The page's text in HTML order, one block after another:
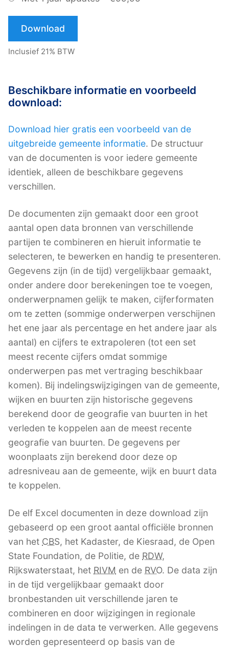
Download
Inclusief 21% BTW
Beschikbare informatie en voorbeeld
download:
Download hier gratis een voorbeeld van de
uitgebreide gemeente informatie. De structuur
van de documenten is voor iedere gemeente
identiek, alleen de beschikbare gegevens
verschillen.
De documenten zijn gemaakt door een groot
aantal open data bronnen van verschillende
partijen te combineren en hieruit informatie te
selecteren, te bewerken en handig te presenteren.
Gegevens zijn (in de tijd) vergelijkbaar gemaakt,
onder andere door berekeningen toe te voegen,
onderwerpnamen gelijk te maken, cijferformaten
om te zetten (sommige onderwerpen verschijnen
het ene jaar als percentage en het andere jaar als
aantal) en cijfers te extrapoleren (tot een set
meest recente cijfers omdat sommige
onderwerpen pas met vertraging beschikbaar
komen). Bij indelingswijzigingen van de gemeente,
wijken en buurten zijn historische gegevens
berekend door de geografie van buurten in het
verleden te koppelen aan de meest recente
geografie van buurten. De gegevens per
woonplaats zijn berekend door deze op
adresniveau aan de gemeente, wijk en buurt data
te koppelen.
De elf Excel documenten in deze download zijn
gebaseerd op een groot aantal officiële bronnen
van het CBS, het Kadaster, de Kiesraad, de Open
State Foundation, de Politie, de RDW,
Rijkswaterstaat, het RIVM en de RVO. De data zijn
in de tijd vergelijkbaar gemaakt door
bronbestanden uit verschillende jaren te
combineren en door wijzigingen in regionale
indelingen in de data te verwerken. Alle gegevens
worden gepresenteerd op basis van de